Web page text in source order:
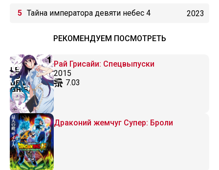
Тайна императора девяти небес 4 2023
РЕКОМЕНДУЕМ ПОСМОТРЕТЬ
Рай Грисайи: Спецвыпуски
2015
7.03
Драконий жемчуг Супер: Броли